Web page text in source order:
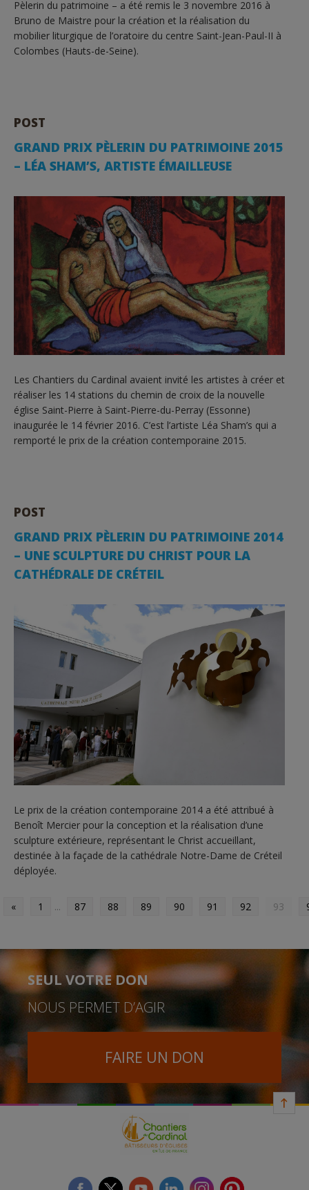
Pèlerin du patrimoine – a été remis le 3 novembre 2016 à
Bruno de Maistre pour la création et la réalisation du
mobilier liturgique de l’oratoire du centre Saint-Jean-Paul-II à
Colombes (Hauts-de-Seine).
POST
GRAND PRIX PÈLERIN DU PATRIMOINE 2015
– LÉA SHAM’S, ARTISTE ÉMAILLEUSE
Les Chantiers du Cardinal avaient invité les artistes à créer et
réaliser les 14 stations du chemin de croix de la nouvelle
église Saint-Pierre à Saint-Pierre-du-Perray (Essonne)
inaugurée le 14 février 2016. C’est l’artiste Léa Sham’s qui a
remporté le prix de la création contemporaine 2015.
POST
GRAND PRIX PÈLERIN DU PATRIMOINE 2014
– UNE SCULPTURE DU CHRIST POUR LA
CATHÉDRALE DE CRÉTEIL
Le prix de la création contemporaine 2014 a été attribué à
Benoît Mercier pour la conception et la réalisation d’une
sculpture extérieure, représentant le Christ accueillant,
destinée à la façade de la cathédrale Notre-Dame de Créteil
déployée.
« 1 ... 87 88 89 90 91 92 93
SEUL VOTRE DON
NOUS PERMET D’AGIR
FAIRE UN DON